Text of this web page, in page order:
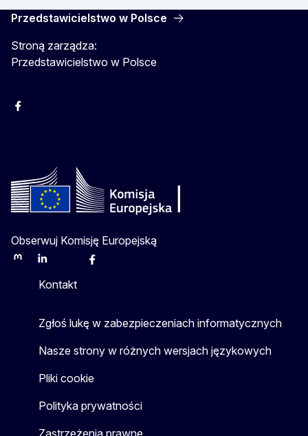
Przedstawicielstwo w Polsce
Stroną zarządza:
Przedstawicielstwo w Polsce
Facebook
Obserwuj Komisję Europejską
MastodonLinkedInBlueskyFacebook
Kontakt
Zgłoś lukę w zabezpieczeniach informatycznych
Nasze strony w różnych wersjach językowych
Pliki cookie
Polityka prywatności
Zastrzeżenia prawne